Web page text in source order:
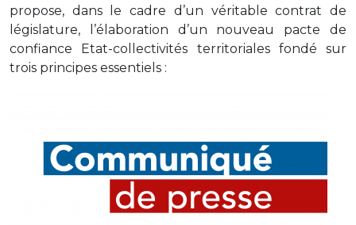
propose, dans le cadre d’un véritable contrat de
législature, l’élaboration d’un nouveau pacte de
confiance Etat-collectivités territoriales fondé sur
trois principes essentiels :